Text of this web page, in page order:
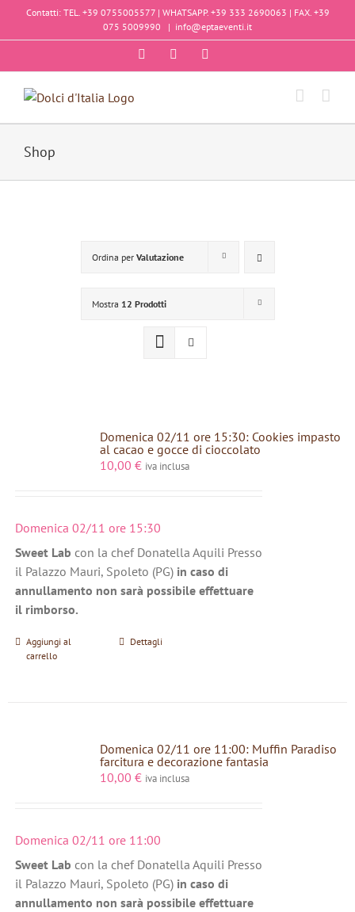
SaltaContatti: TEL. +39 0755005577 | WHATSAPP. +39 333 2690063 | FAX. +39
075 5009990
| info@eptaeventi.it
FacebookInstagram
Shop
Ordina per Valutazione
Mostra 12 Prodotti
Domenica 02/11 ore 15:30: Cookies impasto
al cacao e gocce di cioccolato
10,00 € iva inclusa
Domenica 02/11 ore 15:30
Sweet Lab con la chef Donatella Aquili Presso
il Palazzo Mauri, Spoleto (PG) in caso di
annullamento non sarà possibile effettuare
il rimborso.
Aggiungi al
carrello
Dettagli
Domenica 02/11 ore 11:00: Muffin Paradiso
farcitura e decorazione fantasia
10,00 € iva inclusa
Domenica 02/11 ore 11:00
Sweet Lab con la chef Donatella Aquili Presso
il Palazzo Mauri, Spoleto (PG) in caso di
annullamento non sarà possibile effettuare